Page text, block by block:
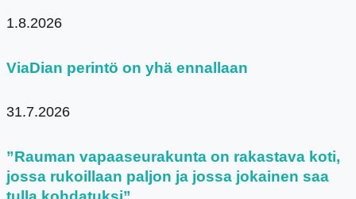
1.8.2026
ViaDian perintö on yhä ennallaan
31.7.2026
”Rauman vapaaseurakunta on rakastava koti,
jossa rukoillaan paljon ja jossa jokainen saa